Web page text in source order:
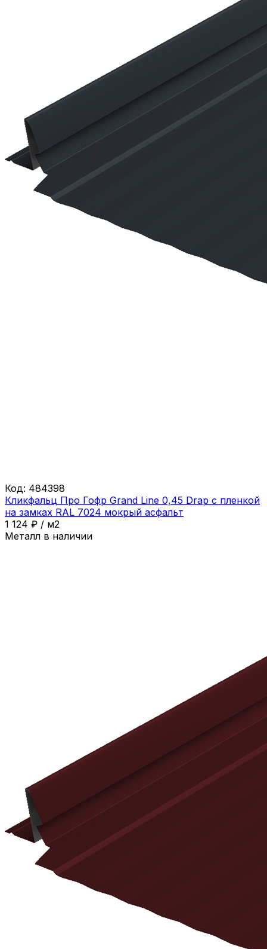
Код: 484398
Кликфальц Про Гофр Grand Line 0,45 Drap с пленкой
на замках RAL 7024 мокрый асфальт
1 124 ₽ / м2
Металл в наличии